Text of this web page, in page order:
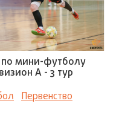
мини-футболу
А - 3 тур
Первенство